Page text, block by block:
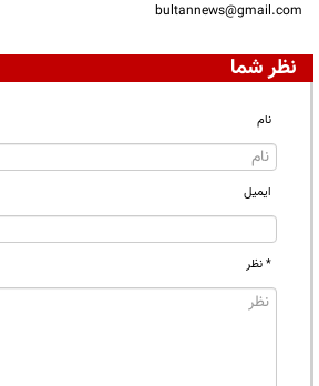
bultannews@gmail.com
نظر شما
نام
ایمیل
* نظر